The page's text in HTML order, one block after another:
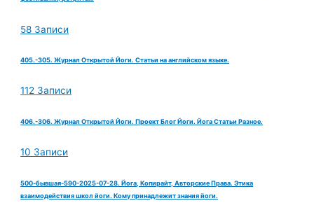
58 Записи
405.-305. Журнал Открытой Йоги. Статьи на английском языке.
112 Записи
406.-306. Журнал Открытой Йоги. Проект Блог Йоги. Йога Статьи Разное.
10 Записи
500-бывшая-590-2025-07-28. Йога, Копирайт, Авторские Права. Этика
взаимодействия школ йоги. Кому принадлежит знания йоги.